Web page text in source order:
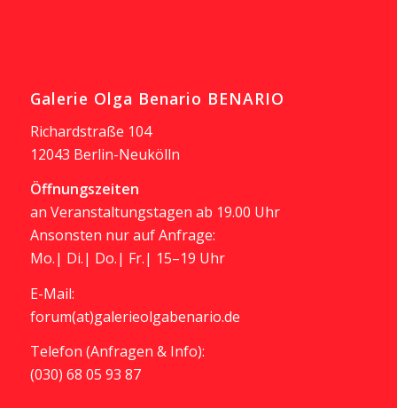
Galerie Olga Benario BENARIO
Richardstraße 104
12043 Berlin-Neukölln
Öffnungszeiten
an Veranstaltungstagen ab 19.00 Uhr
Ansonsten nur auf Anfrage:
Mo.| Di.| Do.| Fr.| 15–19 Uhr
E-Mail:
forum(at)galerieolgabenario.de
Telefon (Anfragen & Info):
(030) 68 05 93 87